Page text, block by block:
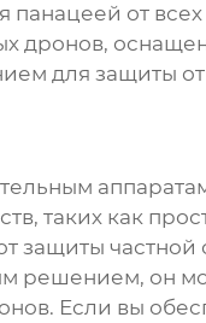
панацеей от
дронов,
для защиты от
таких как
защиты частной
решением, он
Если вы